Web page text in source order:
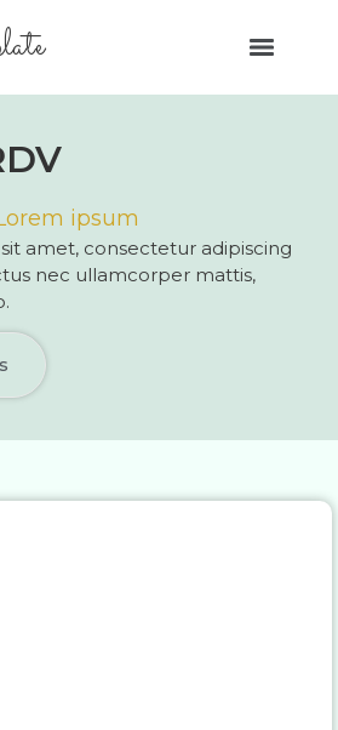
ipsum
amet, consectetur adipiscing
nec ullamcorper mattis,